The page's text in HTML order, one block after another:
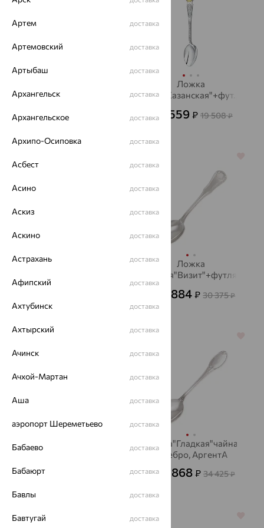
черн.+футляр,
от 9 795
Ложка
"Б.М.Казанская"+фут.,
от 9 559 ₽ 19 508₽
Нож столовый,
Ложка
чайная"Визит"+футляр,
серебро, АргентА
14 884₽ 30 375₽
64%
"Афина"+ фут.,
от 18 842
серебро, АргентА
от 16 868 ₽ 34 425₽
64% 64%
Артем доставка
Артемовский доставка
Артыбаш доставка
Архангельск доставка
Архангельское доставка
Архипо-Осиповка доставка
Асбест доставка
Асино доставка
Аскиз доставка
Аскино доставка
Астрахань доставка
Афипский доставка
Ахтубинск доставка
Ахтырский доставка
Ачинск доставка
Ачхой-Мартан доставка
Аша доставка
аэропорт Шереметьево доставка
Бабаево доставка
Бабаюрт доставка
Бавлы доставка
Бавтугай доставка